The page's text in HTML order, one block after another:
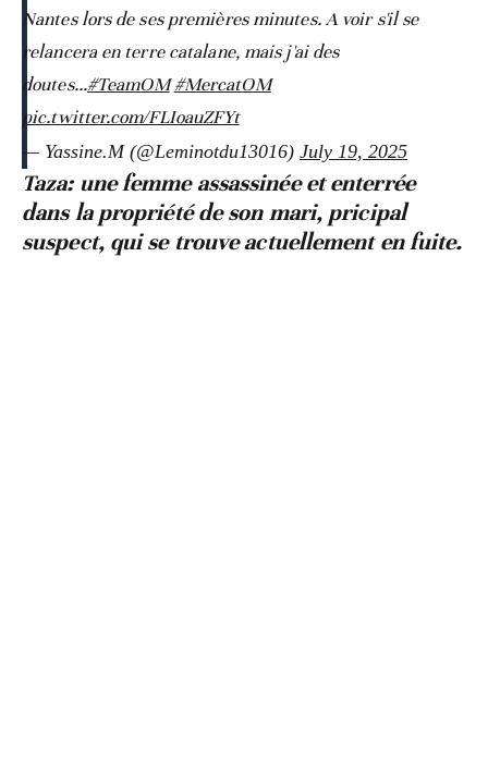
Nantes lors de ses premières minutes. A voir s'il se
relancera en terre catalane, mais j'ai des
doutes...#TeamOM #MercatOM
pic.twitter.com/FLIoauZFYt
— Yassine.M (@Leminotdu13016) July 19, 2025
Taza: une femme assassinée et enterrée
dans la propriété de son mari, pricipal
suspect, qui se trouve actuellement en fuite.